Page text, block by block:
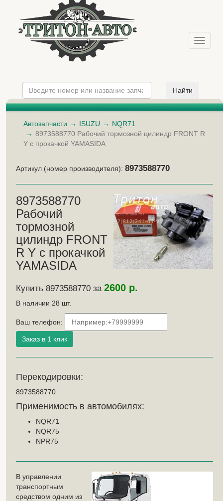
Меню
Автозапчасти ISUZU
NQR71
8973588770 Рабочий тормозной цилиндр FRONT R
Y с прокачкой YAMASIDA
Артикул (номер производителя): 8973588770
8973588770
Рабочий
тормозной
цилиндр FRONT
R Y с прокачкой
YAMASIDA
Купить 8973588770 за 2600 р.
В наличии 28 шт.
Ваш телефон:
Перекодировки:
8973588770
Применимость в автомобилях:
NQR71
NQR75
NPR75
В управлении
транспортным
средством одним из